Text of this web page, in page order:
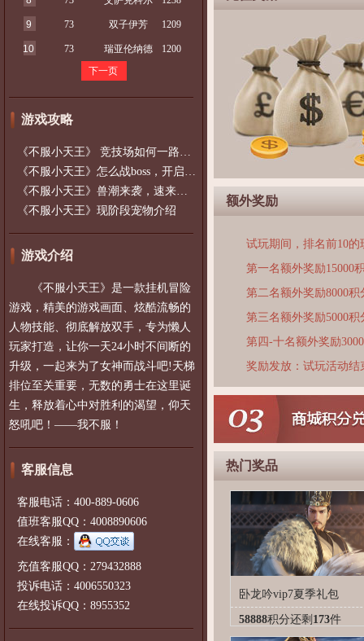
9 73 双子伊芳 1209
10 73 瑞亚伦纳德
1200
下一页
游戏攻略
《不服小天王》 竞技场如何一路碾压，龙
《不服小天王》怎么战boss，开启技能堪
《不服小天王》兽潮来袭，速来守城
《不服小天王》现阶段宠物介绍
游戏介绍
《不服小天王》是一款挂机冒险
游戏，精美的游戏画面、炫酷流畅的
人物技能、彻底解放双手，专为懒人
玩家打造，让你一天24小时不间断的
升级，一起来为了女神而战斗吧!天梯
排位至关重要，无数的勇士在这里诞
生，释放着心中对胜利的渴望，仰天
怒吼吧！——我不服！
客服信息
客服电话：400-889-0606
值班客服QQ：4008890606
在线客服：
充值客服QQ：279432888
投诉电话：4006550323
在线投诉QQ：8955352
额外奖励
试玩期间，排名前10
第一名额外奖励15000
第二名额外奖励8000积
第三名额外奖励5000积
第四-十名额外奖励
奖励发放：试玩活动
热门奖品
卧龙吟vip7夏季礼包
58888积分还剩 173件